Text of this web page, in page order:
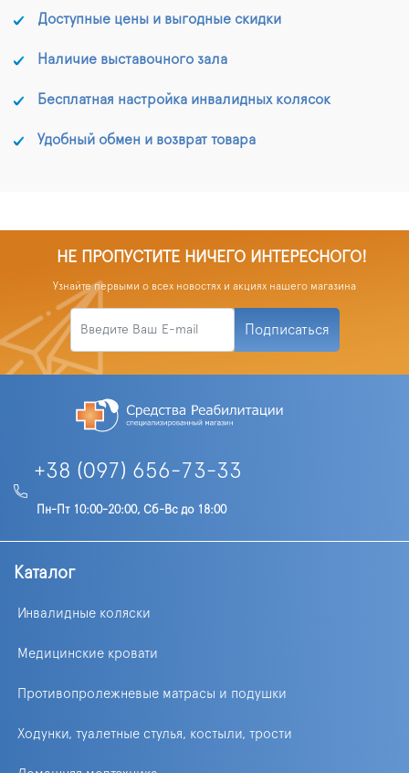
Доступные цены и выгодные скидки
Наличие выставочного зала
Бесплатная настройка инвалидных колясок
Удобный обмен и возврат товара
НЕ ПРОПУСТИТЕ НИЧЕГО ИНТЕРЕСНОГО!
Узнайте первыми о всех новостях и акциях нашего магазина
Подписаться
+38 (097) 656-73-33
Пн-Пт 10:00-20:00, Сб-Вс до 18:00
Каталог
Инвалидные коляски
Медицинские кровати
Противопролежневые матрасы и подушки
Ходунки, туалетные стулья, костыли, трости